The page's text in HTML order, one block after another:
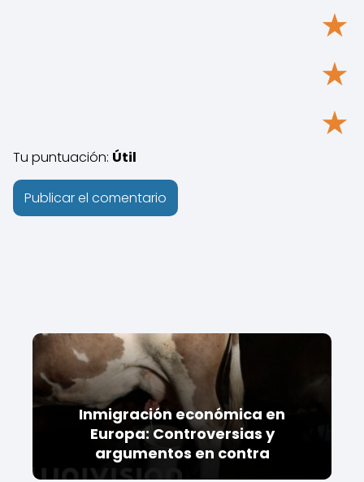
★
★
★
Tu puntuación: Útil
Inmigración económica en
Europa: Controversias y
argumentos en contra